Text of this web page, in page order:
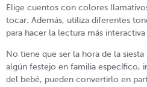
Elige cuentos con colores
tocar. Además, utiliza diferentes
para hacer la lectura más interactiva
No tiene que ser la hora de la
algún festejo en familia específico,
del bebé, pueden convertirlo en